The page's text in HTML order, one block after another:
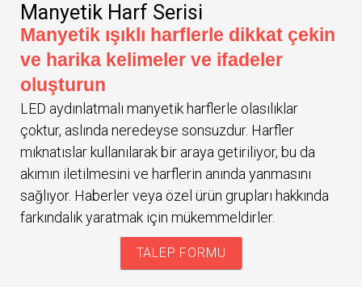
Manyetik Harf Serisi
Manyetik ışıklı harflerle dikkat çekin
ve harika kelimeler ve ifadeler
oluşturun
LED aydınlatmalı manyetik harflerle olasılıklar
çoktur, aslında neredeyse sonsuzdur. Harfler
mıknatıslar kullanılarak bir araya getiriliyor, bu da
akımın iletilmesini ve harflerin anında yanmasını
sağlıyor. Haberler veya özel ürün grupları hakkında
farkındalık yaratmak için mükemmeldirler.
TALEP FORMU